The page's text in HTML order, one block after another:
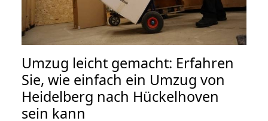
Umzug leicht gemacht: Erfahren
Sie, wie einfach ein Umzug von
Heidelberg nach Hückelhoven
sein kann